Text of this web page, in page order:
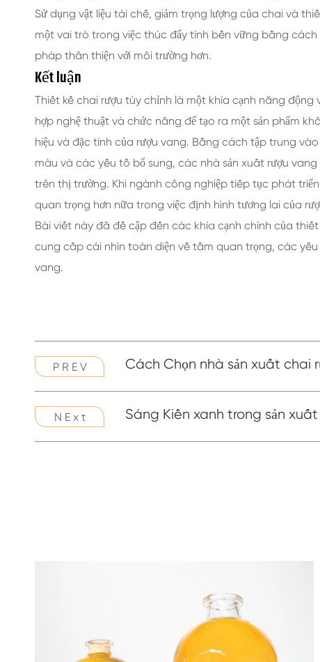
Sử dụng vật liệu tái chế, giảm trọng lượng của chai và
một vai trò trong việc thúc đẩy tính bền vững bằng
pháp thân thiện với môi trường hơn.
Kết luận
Thiết kế chai rượu tùy chỉnh là một khía cạnh năng
hợp nghệ thuật và chức năng để tạo ra một sản phẩm
hiệu và đặc tính của rượu vang. Bằng cách tập trung
màu và các yếu tố bổ sung, các nhà sản xuất rượu
trên thị trường. Khi ngành công nghiệp tiếp tục phát
quan trọng hơn nữa trong việc định hình tương lai của
Bài viết này đã đề cập đến các khía cạnh chính của
cung cấp cái nhìn toàn diện về tầm quan trọng, các
vang.
P R E V Cách Chọn nhà sản xuất chai
N E x t Sáng Kiến xanh trong sản